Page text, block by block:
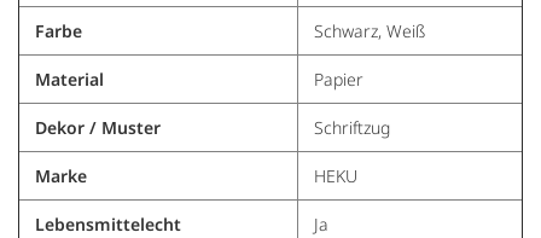
Farbe Schwarz, Weiß
Material Papier
Dekor / Muster Schriftzug
Marke HEKU
Lebensmittelecht Ja